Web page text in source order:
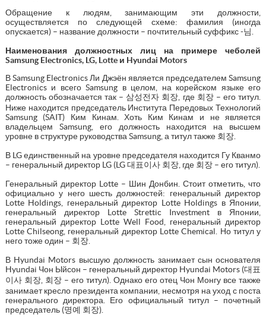
Обращение к людям, занимающим эти должности,
осуществляется по следующей схеме: фамилия (иногда
опускается) – название должности – почтительный суффикс -님.
Наименования должностных лиц на примере чеболей
Samsung Electronics, LG, Lotte и Hyundai Motors
В Samsung Electronics Ли Джэён является председателем Samsung
Electronics и всего Samsung в целом, на корейском языке его
должность обозначается так – 삼성전자 회장, где 회장 – его титул.
Ниже находится председатель Института Передовых Технологий
Samsung (SAIT) Ким Кинам. Хоть Ким Кинам и не является
владельцем Samsung, его должность находится на высшем
уровне в структуре руководства Samsung, а титул также 회장.
В LG единственный на уровне председателя находится Гу Кванмо
– генеральный директор LG (LG 대표이사 회장, где 회장 – его титул).
Генеральный директор Lotte – Шин Донбин. Стоит отметить, что
официально у него шесть должностей: генеральный директор
Lotte Holdings, генеральный директор Lotte Holdings в Японии,
генеральный директор Lotte Strettic Investment в Японии,
генеральный директор Lotte Well Food, генеральный директор
Lotte Chilseong, генеральный директор Lotte Chemical. Но титул у
него тоже один – 회장.
В Hyundai Motors высшую должность занимает сын основателя
Hyundai Чон Ыйсон – генеральный директор Hyundai Motors (대표
이사 회장, 회장 – его титул). Однако его отец Чон Монгу все также
занимает кресло президента компании, несмотря на уход с поста
генерального директора. Его официальный титул – почетный
председатель (명예 회장).